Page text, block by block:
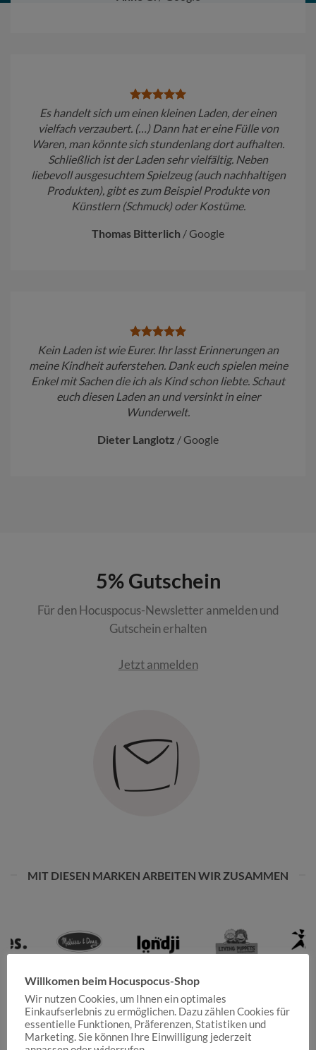
Es handelt sich um einen kleinen Laden, der einen
vielfach verzaubert. (…) Dann hat er eine Fülle von
Waren, man könnte sich stundenlang dort aufhalten.
Schließlich ist der Laden sehr vielfältig. Neben
liebevoll ausgesuchtem Spielzeug (auch nachhaltigen
Produkten), gibt es zum Beispiel Produkte von
Künstlern (Schmuck) oder Kostüme.
Thomas Bitterlich / Google
Kein Laden ist wie Eurer. Ihr lasst Erinnerungen an
meine Kindheit auferstehen. Dank euch spielen meine
Enkel mit Sachen die ich als Kind schon liebte. Schaut
euch diesen Laden an und versinkt in einer
Wunderwelt.
Dieter Langlotz / Google
5% Gutschein
Für den Hocuspocus-Newsletter anmelden und
Gutschein erhalten
Jetzt anmelden
MIT DIESEN MARKEN ARBEITEN WIR ZUSAMMEN
Willkomen beim Hocuspocus-Shop
Wir nutzen Cookies, um Ihnen ein optimales
Einkaufserlebnis zu ermöglichen. Dazu zählen Cookies für
essentielle Funktionen, Präferenzen, Statistiken und
Marketing. Sie können Ihre Einwilligung jederzeit